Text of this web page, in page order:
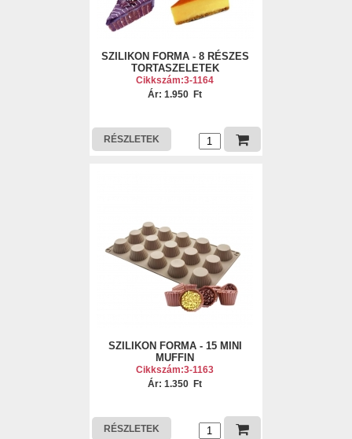
SZILIKON FORMA - 8 RÉSZES
TORTASZELETEK
Cikkszám:3-1164
Ár: 1.950 Ft
RÉSZLETEK
SZILIKON FORMA - 15 MINI
MUFFIN
Cikkszám:3-1163
Ár: 1.350 Ft
RÉSZLETEK